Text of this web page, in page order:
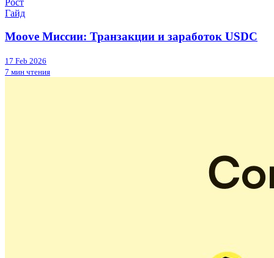
Гайд
Moove Миссии: Транзакции и заработок USDC
17 Feb 2026
7 мин чтения